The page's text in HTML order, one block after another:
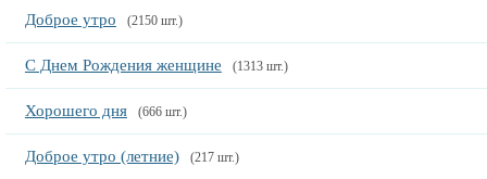
Доброе утро (2150 шт.)
С Днем Рождения женщине (1313 шт.)
Хорошего дня (666 шт.)
Доброе утро (летние) (217 шт.)